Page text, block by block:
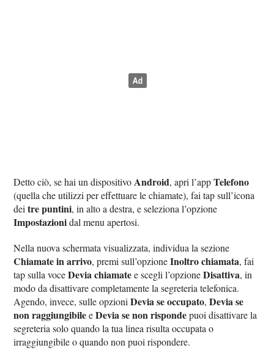
Detto ciò, se hai un dispositivo Android, apri l’appTelefono
(quella che utilizzi per effettuare le chiamate), fai tap sull’icona
deitre puntini, in alto a destra, e seleziona l’opzione
Impostazionidal menu apertosi.
Nella nuova schermata visualizzata, individua la sezione
Chiamate in arrivo, premi sull’opzioneInoltro chiamata, fai
tap sulla voceDevia chiamatee scegli l’opzioneDisattiva, in
modo da disattivare completamente la segreteria telefonica.
Agendo, invece, sulle opzioniDevia se occupato,Devia se
non raggiungibileeDevia se non rispondepuoi disattivare la
segreteria solo quando la tua linea risulta occupata o
irraggiungibile o quando non puoi rispondere.